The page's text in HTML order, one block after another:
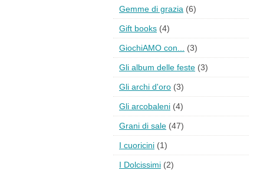
Gemme di grazia (6)
Gift books (4)
GiochiAMO con... (3)
Gli album delle feste (3)
Gli archi d'oro (3)
Gli arcobaleni (4)
Grani di sale (47)
I cuoricini (1)
I Dolcissimi (2)